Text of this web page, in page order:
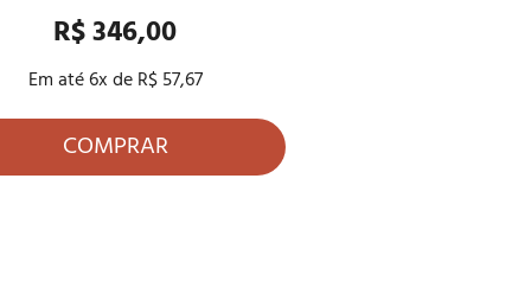
R$ 346,00
Em até6x deR$ 57,67
COMPRAR